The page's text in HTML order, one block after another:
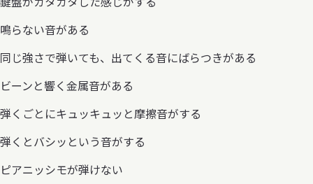
鳴らない音がある
同じ強さで弾いても、出てくる音にばらつきがある
ビーンと響く金属音がある
弾くごとにキュッキュッと摩擦音がする
弾くとバシッという音がする
ピアニッシモが弾けない